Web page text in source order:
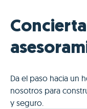
Da el paso hacia un
nosotros para
y seguro.